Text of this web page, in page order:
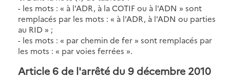
- les mots : « à l'ADR, à la COTIF ou à l'ADN » sont
remplacés par les mots : « à l'ADR, à l'ADN ou parties
au RID » ;
- les mots : « par chemin de fer » sont remplacés par
les mots : « par voies ferrées ».
Article 6 de l'arrêté du 9 décembre 2010